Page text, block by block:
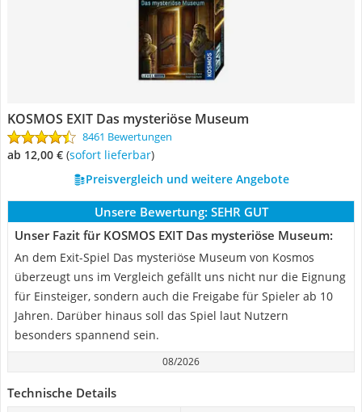
KOSMOS EXIT Das mysteriöse Museum
8461 Bewertungen
ab 12,00 € ( Sofort lieferbar)
Preisvergleich und weitere Angebote
Unsere Bewertung: SEHR GUT
Unser Fazit für KOSMOS EXIT Das mysteriöse Museum:
An dem Exit-Spiel Das mysteriöse Museum von Kosmos
überzeugt uns im Vergleich gefällt uns nicht nur die Eignung
für Einsteiger, sondern auch die Freigabe für Spieler ab 10
Jahren. Darüber hinaus soll das Spiel laut Nutzern
besonders spannend sein.
08/2026
Technische Details